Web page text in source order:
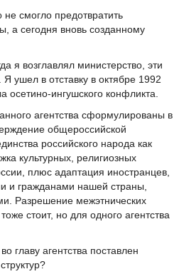
смогло предотвратить
а сегодня вновь созданному
я возглавлял министерство, эти
ушел в отставку в октябре 1992
осетино-ингушского конфликта.
агентства сформулированы в
общероссийской
российского народа как
культурных, религиозных
плюс адаптация иностранцев,
и гражданами нашей страны,
Разрешение межэтнических
стоит, но для одного агентства
главу агентства поставлен